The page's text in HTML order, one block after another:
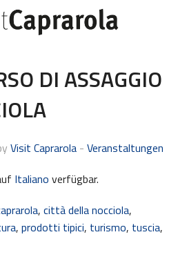
DI ASSAGGIO
Visit Caprarola - Veranstaltungen
Italiano verfügbar.
, città della nocciola,
, prodotti tipici, turismo, tuscia,